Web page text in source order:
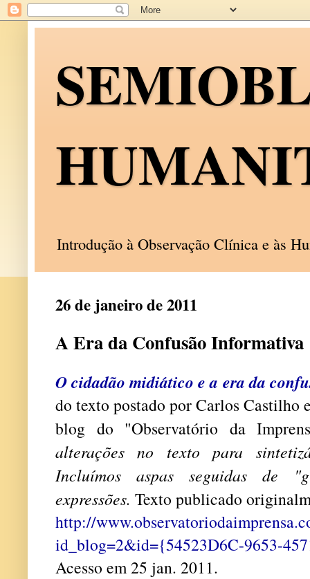
Introdução à Observação Clínica e às
26 de janeiro de 2011
A Era da Confusão Informativa
O cidadão midiático e a era da
do texto postado por Carlos Castilho
blog do "Observatório da
alterações no texto para
Incluímos aspas seguidas de
expressões. Texto publicado
http://
id_blog=2&id={54523D6C-9653-
Acesso em 25 jan. 2011.